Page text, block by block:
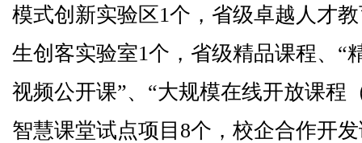
模式创新实验区1个，省级卓越人才
生创客实验室1个，省级精品课程、“
视频公开课”、“大规模在线开放课程
智慧课堂试点项目8个，校企合作开